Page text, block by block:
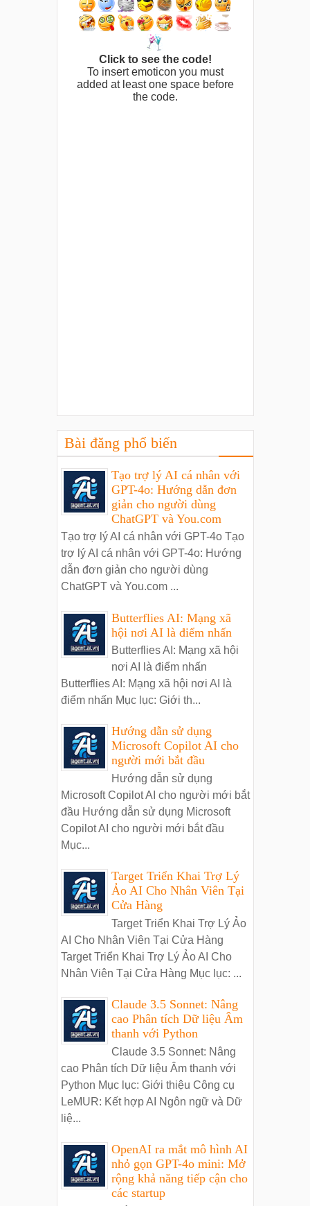
Click to see the code!
To insert emoticon you must
added at least one space before
the code.
Bài đăng phổ biến
Tạo trợ lý AI cá nhân với
GPT-4o: Hướng dẫn đơn
giản cho người dùng
ChatGPT và You.com
Tạo trợ lý AI cá nhân với GPT-4o Tạo
trợ lý AI cá nhân với GPT-4o: Hướng
dẫn đơn giản cho người dùng
ChatGPT và You.com ...
Butterflies AI: Mạng xã
hội nơi AI là điểm nhấn
Butterflies AI: Mạng xã hội
nơi AI là điểm nhấn
Butterflies AI: Mạng xã hội nơi AI là
điểm nhấn Mục lục: Giới th...
Hướng dẫn sử dụng
Microsoft Copilot AI cho
người mới bắt đầu
Hướng dẫn sử dụng
Microsoft Copilot AI cho người mới bắt
đầu Hướng dẫn sử dụng Microsoft
Copilot AI cho người mới bắt đầu
Mục...
Target Triển Khai Trợ Lý
Ảo AI Cho Nhân Viên Tại
Cửa Hàng
Target Triển Khai Trợ Lý Ảo
AI Cho Nhân Viên Tại Cửa Hàng
Target Triển Khai Trợ Lý Ảo AI Cho
Nhân Viên Tại Cửa Hàng Mục lục: ...
Claude 3.5 Sonnet: Nâng
cao Phân tích Dữ liệu Âm
thanh với Python
Claude 3.5 Sonnet: Nâng
cao Phân tích Dữ liệu Âm thanh với
Python Mục lục: Giới thiệu Công cụ
LeMUR: Kết hợp AI Ngôn ngữ và Dữ
liệ...
OpenAI ra mắt mô hình AI
nhỏ gọn GPT-4o mini: Mở
rộng khả năng tiếp cận cho
các startup